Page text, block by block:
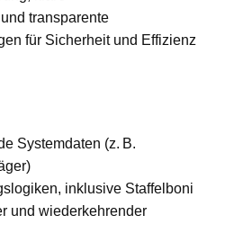
transparente
für Sicherheit und Effizienz
Systemdaten (z. B.
inklusive Staffelboni
und wiederkehrender